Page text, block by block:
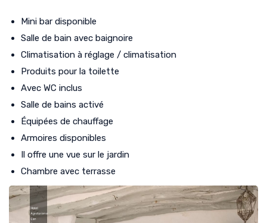
Mini bar disponible
Salle de bain avec baignoire
Climatisation à réglage / climatisation
Produits pour la toilette
Avec WC inclus
Salle de bains activé
Équipées de chauffage
Armoires disponibles
Il offre une vue sur le jardin
Chambre avec terrasse